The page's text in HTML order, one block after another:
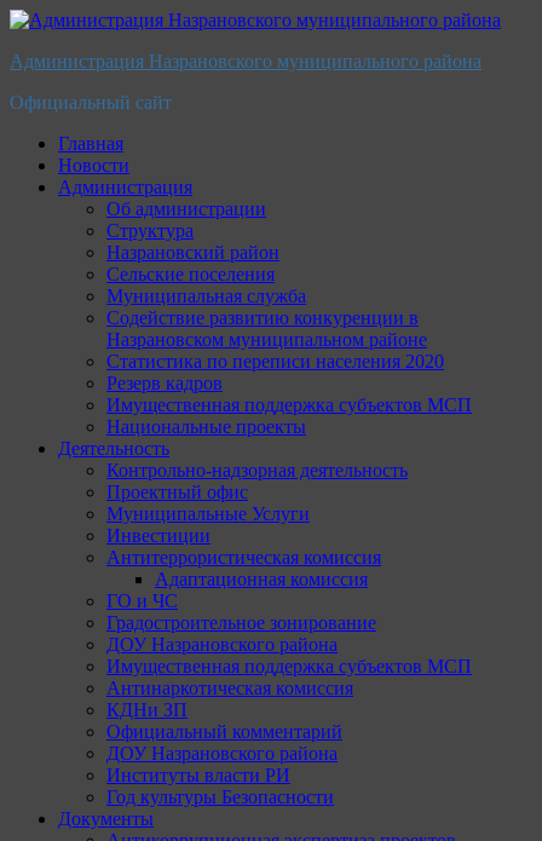
Перейти
содержимому
Администрация Назрановского муниципального района
Официальный сайт
Главная
Новости
Администрация
Об администрации
Структура
Назрановский район
Сельские поселения
Муниципальная служба
Содействие развитию конкуренции в
Назрановском муниципальном районе
Статистика по переписи населения 2020
Резерв кадров
Имущественная поддержка субъектов МСП
Национальные проекты
Деятельность
Контрольно-надзорная деятельность
Проектный офис
Муниципальные Услуги
Инвестиции
Антитеррористическая комиссия
Адаптационная комиссия
ГО и ЧС
Градостроительное зонирование
ДОУ Назрановского района
Имущественная поддержка субъектов МСП
Антинаркотическая комиссия
КДНи ЗП
Официальный комментарий
ДОУ Назрановского района
Институты власти РИ
Год культуры Безопасности
Документы